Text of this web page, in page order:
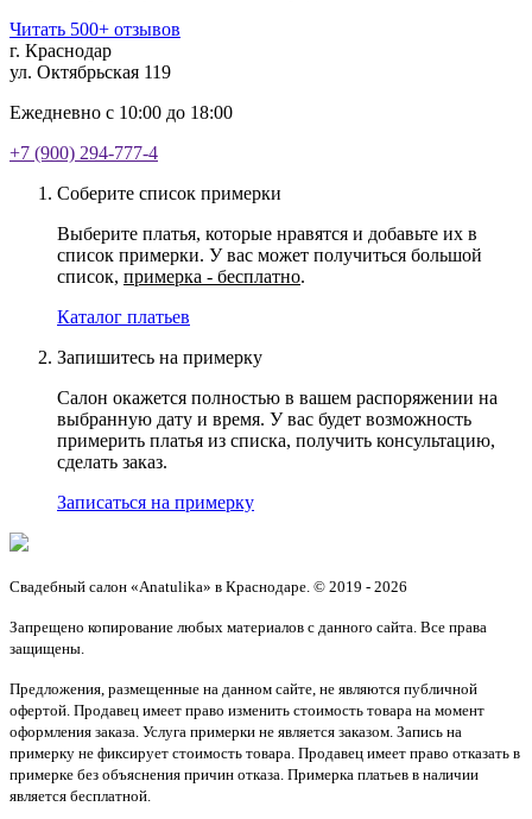
Читать 500+ отзывов
г. Краснодар
ул. Октябрьская 119
Ежедневно с 10:00 до 18:00
+7 (900) 294-777-4
Соберите список примерки
Выберите платья, которые нравятся и добавьте их в
список примерки. У вас может получиться большой
список, примерка - бесплатно.
Каталог платьев
Запишитесь на примерку
Салон окажется полностью в вашем распоряжении на
выбранную дату и время. У вас будет возможность
примерить платья из списка, получить консультацию,
сделать заказ.
Записаться на примерку
Свадебный салон «Anatulika» в Краснодаре. © 2019 - 2026
Запрещено копирование любых материалов с данного сайта. Все права
защищены.
Предложения, размещенные на данном сайте, не являются публичной
офертой. Продавец имеет право изменить стоимость товара на момент
оформления заказа. Услуга примерки не является заказом. Запись на
примерку не фиксирует стоимость товара. Продавец имеет право отказать в
примерке без объяснения причин отказа. Примерка платьев в наличии
является бесплатной.